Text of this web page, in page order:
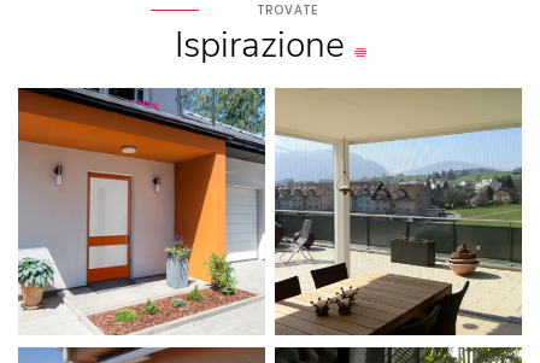
TROVATE
Ispirazione